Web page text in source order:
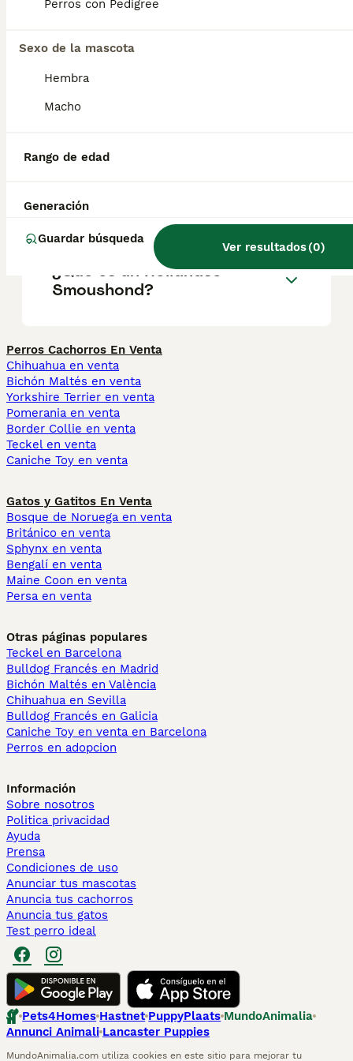
Perros con Pedigree
Sexo de la mascota
Hembra
Macho
Rango de edad
Generación
Guardar búsqueda
Ver resultados(0)
¿Los smoushond holandeses
familia?
Smoushond?
¿Qué es un Hollandse
Smoushond?
Perros Cachorros En Venta
Chihuahua en venta
Bichón Maltés en venta
Yorkshire Terrier en venta
Pomerania en venta
Border Collie en venta
Teckel en venta
Caniche Toy en venta
Gatos y Gatitos En Venta
Bosque de Noruega en venta
Británico en venta
Sphynx en venta
Bengalí en venta
Maine Coon en venta
Persa en venta
Otras páginas populares
Teckel en Barcelona
Bulldog Francés en Madrid
Bichón Maltés en València
Chihuahua en Sevilla
Bulldog Francés en Galicia
Caniche Toy en venta en Barcelona
Perros en adopcion
Información
Sobre nosotros
Politica privacidad
Ayuda
Prensa
Condiciones de uso
Anunciar tus mascotas
Anuncia tus cachorros
Anuncia tus gatos
Test perro ideal
Pets4Homes Hastnet PuppyPlaats MundoAnimalia
Annunci Animali Lancaster Puppies
MundoAnimalia.com utiliza cookies en este sitio para mejorar tu